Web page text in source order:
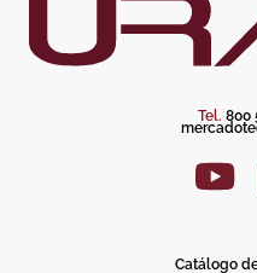
Tel. 800
Catálogo